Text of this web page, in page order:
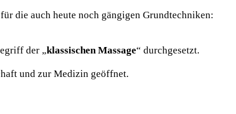
die auch heute noch gängigen Grundtechniken:
der „klassischen Massage“ durchgesetzt.
und zur Medizin geöffnet.